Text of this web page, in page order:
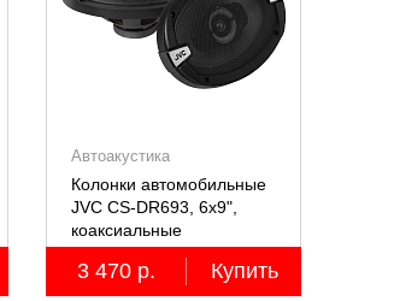
Автоакустика
Колонки автомобильные
JVC CS-DR693, 6х9",
коаксиальные
трёхполосные, 2 шт.
3 470 р. Купить